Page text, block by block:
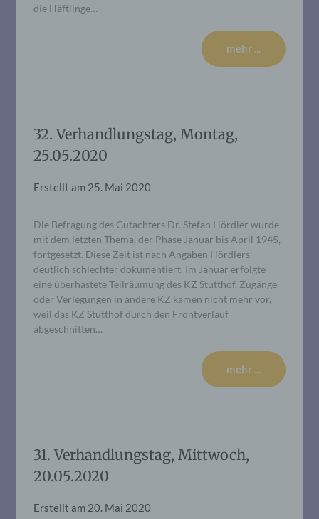
die Häftlinge…
mehr ...
32. Verhandlungstag, Montag,
25.05.2020
Erstellt am 25. Mai 2020
Die Befragung des Gutachters Dr. Stefan Hördler wurde
mit dem letzten Thema, der Phase Januar bis April 1945,
fortgesetzt. Diese Zeit ist nach Angaben Hördlers
deutlich schlechter dokumentiert. Im Januar erfolgte
eine überhastete Teilräumung des KZ Stutthof. Zugänge
oder Verlegungen in andere KZ kamen nicht mehr vor,
weil das KZ Stutthof durch den Frontverlauf
abgeschnitten…
mehr ...
31. Verhandlungstag, Mittwoch,
20.05.2020
Erstellt am 20. Mai 2020